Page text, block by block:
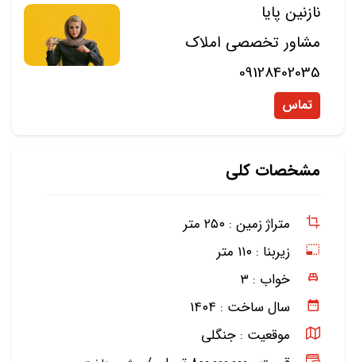
نازنین پایا
مشاور تخصصی املاک
09128402035
تماس
مشخصات کلی
متراژ زمین : ۲۵۰ متر
زیربنا : ۱۱۰ متر
خواب : ۳
سال ساخت : ۱۴۰۴
موقعیت : جنگلی